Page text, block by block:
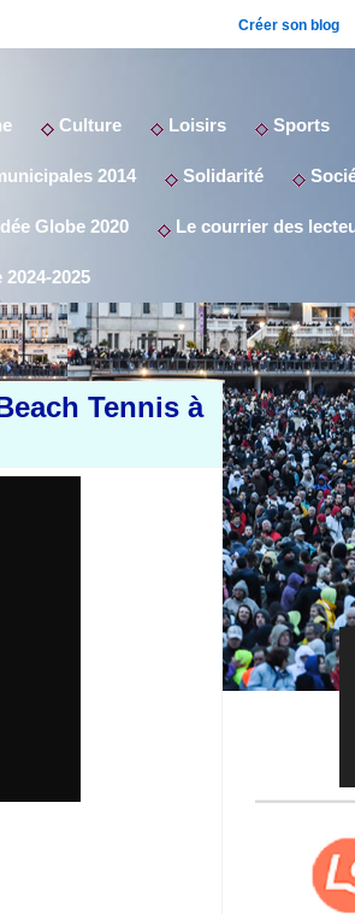
Créer son blog
Culture Loisirs Sports
2014 Solidarité
Globe 2020 Le courrier des
2025
Tennis à